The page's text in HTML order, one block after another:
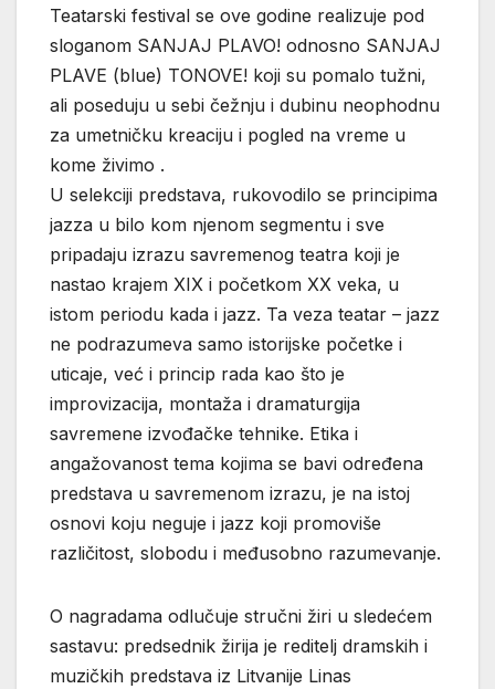
Teatarski festival se ove godine realizuje pod
sloganom SANJAJ PLAVO! odnosno SANJAJ
PLAVE (blue) TONOVE! koji su pomalo tužni,
ali poseduju u sebi čežnju i dubinu neophodnu
za umetničku kreaciju i pogled na vreme u
kome živimo .
U selekciji predstava, rukovodilo se principima
jazza u bilo kom njenom segmentu i sve
pripadaju izrazu savremenog teatra koji je
nastao krajem XIX i početkom XX veka, u
istom periodu kada i jazz. Ta veza teatar – jazz
ne podrazumeva samo istorijske početke i
uticaje, već i princip rada kao što je
improvizacija, montaža i dramaturgija
savremene izvođačke tehnike. Etika i
angažovanost tema kojima se bavi određena
predstava u savremenom izrazu, je na istoj
osnovi koju neguje i jazz koji promoviše
različitost, slobodu i međusobno razumevanje.
O nagradama odlučuje stručni žiri u sledećem
sastavu: predsednik žirija je reditelj dramskih i
muzičkih predstava iz Litvanije Linas